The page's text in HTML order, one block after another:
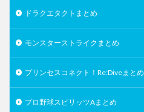
ドラクエタクトまとめ
モンスターストライクまとめ
プリンセスコネクト！Re:Diveまとめ
プロ野球スピリッツAまとめ